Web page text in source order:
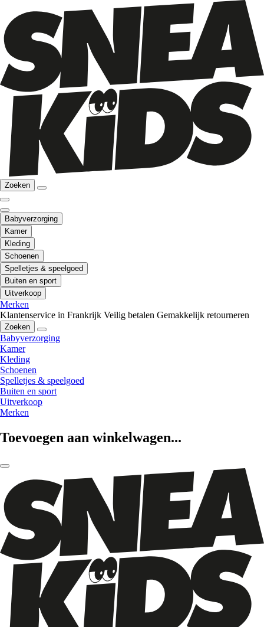
Zoeken
Babyverzorging
Kamer
Kleding
Schoenen
Spelletjes & speelgoed
Buiten en sport
Uitverkoop
Merken
Klantenservice in Frankrijk Veilig betalen Gemakkelijk retourneren
Zoeken
Babyverzorging
Kamer
Kleding
Schoenen
Spelletjes & speelgoed
Buiten en sport
Uitverkoop
Merken
Toevoegen aan winkelwagen...